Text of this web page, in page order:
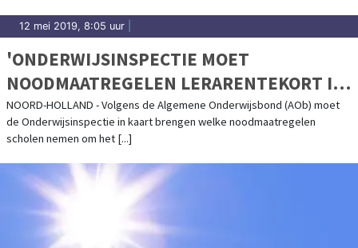
12 mei 2019, 8:05 uur
'ONDERWIJSINSPECTIE MOET
NOODMAATREGELEN LERARENTEKORT IN
KAART BRENGEN'
NOORD-HOLLAND - Volgens de Algemene Onderwijsbond (AOb) moet
de Onderwijsinspectie in kaart brengen welke noodmaatregelen
scholen nemen om het [...]